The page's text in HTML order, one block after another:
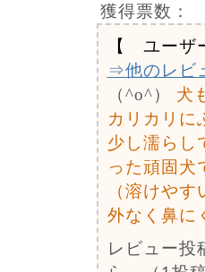
獲得票数：
【 ユーザ
⇒他のレビ
（^o^）
犬
カリカリに
少し濡らし
った頑固犬
（溶けや
外なく鼻に
レビュー投